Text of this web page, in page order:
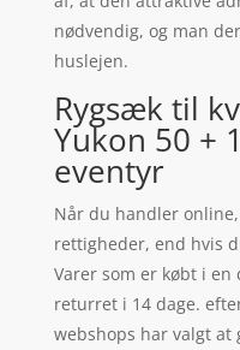
nødvendig, og man
huslejen.
Rygsæk til
Yukon 50 +
eventyr
Når du handler
rettigheder, end hvis
Varer som er købt i en
returret i 14 dage.
webshops har valgt at